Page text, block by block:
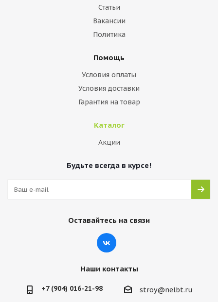
Статьи
Вакансии
Политика
Помощь
Условия оплаты
Условия доставки
Гарантия на товар
Каталог
Акции
Будьте всегда в курсе!
Оставайтесь на связи
Наши контакты
+7 (904) 016-21-98 stroy@nelbt.ru